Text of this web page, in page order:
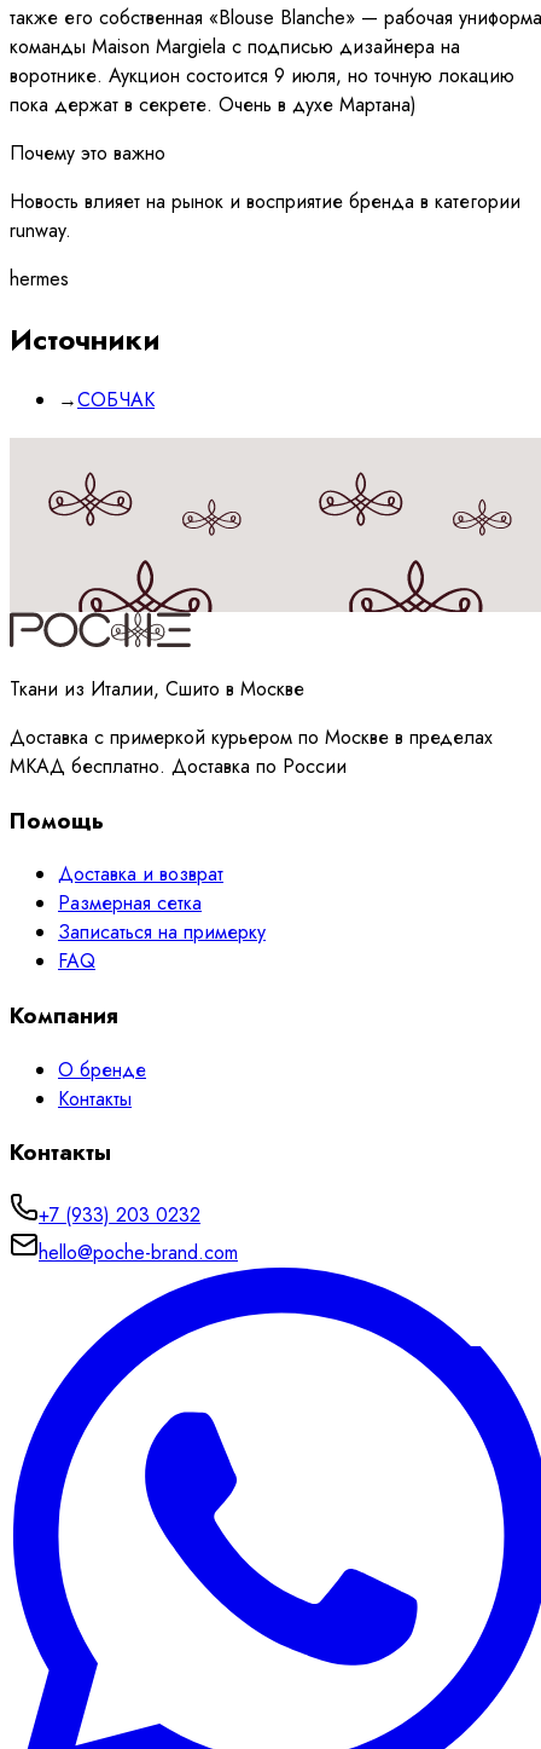
также его собственная «Blouse Blanche» — рабочая униформа
команды Maison Margiela с подписью дизайнера на
воротнике. Аукцион состоится 9 июля, но точную локацию
пока держат в секрете. Очень в духе Мартана)
Почему это важно
Новость влияет на рынок и восприятие бренда в категории
runway.
hermes
Источники
→СОБЧАК
Принимаюполитикуобработки данных
Ткани из Италии, Сшито в Москве
Доставка с примеркой курьером по Москве в пределах
МКАД бесплатно. Доставка по России
Помощь
Доставка и возврат
Размерная сетка
Записаться на примерку
FAQ
Компания
О бренде
Контакты
Контакты
+7 (933) 203 0232
hello@poche-brand.com